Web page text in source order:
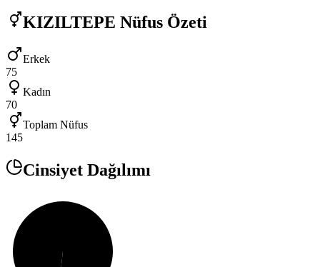
KIZILTEPE Nüfus Özeti
Erkek
75
Kadın
70
Toplam Nüfus
145
Cinsiyet Dağılımı